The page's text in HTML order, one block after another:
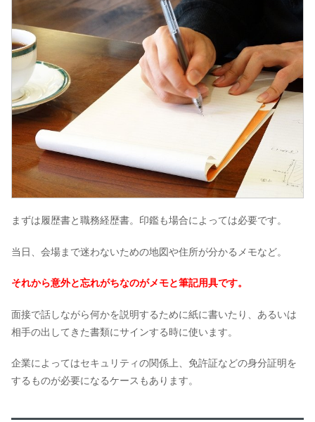
まずは履歴書と職務経歴書。印鑑も場合によっては必要です。
当日、会場まで迷わないための地図や住所が分かるメモなど。
それから意外と忘れがちなのがメモと筆記用具です。
面接で話しながら何かを説明するために紙に書いたり、あるいは
相手の出してきた書類にサインする時に使います。
企業によってはセキュリティの関係上、免許証などの身分証明を
するものが必要になるケースもあります。